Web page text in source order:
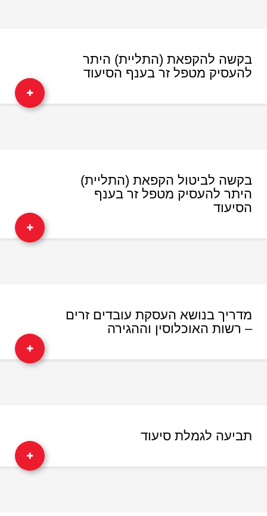
בקשה להקפאת (התליית) היתר
להעסיק מטפל זר בענף הסיעוד
בקשה לביטול הקפאת (התליית)
היתר להעסיק מטפל זר בענף
הסיעוד
מדריך בנושא העסקת עובדים זרים
– רשות האוכלוסין וההגירה
תביעה לגמלת סיעוד